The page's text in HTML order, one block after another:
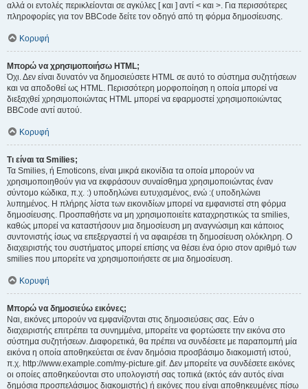
αλλά οι εντολές περικλείονται σε αγκύλες [ και ] αντί < και >. Για περισσότερες
πληροφορίες για τον BBCode δείτε τον οδηγό από τη φόρμα δημοσίευσης.
Κορυφή
Μπορώ να χρησιμοποιήσω HTML;
Όχι. Δεν είναι δυνατόν να δημοσιεύσετε HTML σε αυτό το σύστημα συζητήσεων
και να αποδοθεί ως HTML. Περισσότερη μορφοποίηση η οποία μπορεί να
διεξαχθεί χρησιμοποιώντας HTML μπορεί να εφαρμοστεί χρησιμοποιώντας
BBCode αντί αυτού.
Κορυφή
Τι είναι τα Smilies;
Τα Smilies, ή Emoticons, είναι μικρά εικονίδια τα οποία μπορούν να
χρησιμοποιηθούν για να εκφράσουν συναίσθημα χρησιμοποιώντας έναν
σύντομο κώδικα, π.χ. :) υποδηλώνει ευτυχισμένος, ενώ :( υποδηλώνει
λυπημένος. Η πλήρης λίστα των εικονιδίων μπορεί να εμφανιστεί στη φόρμα
δημοσίευσης. Προσπαθήστε να μη χρησιμοποιείτε καταχρηστικώς τα smilies,
καθώς μπορεί να καταστήσουν μια δημοσίευση μη αναγνώσιμη και κάποιος
συντονιστής ίσως να επεξεργαστεί ή να αφαιρέσει τη δημοσίευση ολόκληρη. Ο
διαχειριστής του συστήματος μπορεί επίσης να θέσει ένα όριο στον αριθμό των
smilies που μπορείτε να χρησιμοποιήσετε σε μια δημοσίευση.
Κορυφή
Μπορώ να δημοσιεύω εικόνες;
Ναι, εικόνες μπορούν να εμφανίζονται στις δημοσιεύσεις σας. Εάν ο
διαχειριστής επιτρέπει τα συνημμένα, μπορείτε να φορτώσετε την εικόνα στο
σύστημα συζητήσεων. Διαφορετικά, θα πρέπει να συνδέσετε με παραπομπή μία
εικόνα η οποία αποθηκεύεται σε έναν δημόσια προσβάσιμο διακομιστή ιστού,
π.χ. http://www.example.com/my-picture.gif. Δεν μπορείτε να συνδέσετε εικόνες
οι οποίες αποθηκεύονται στο υπολογιστή σας τοπικά (εκτός εάν αυτός είναι
δημόσια προσπελάσιμος διακομιστής) ή εικόνες που είναι αποθηκευμένες πίσω